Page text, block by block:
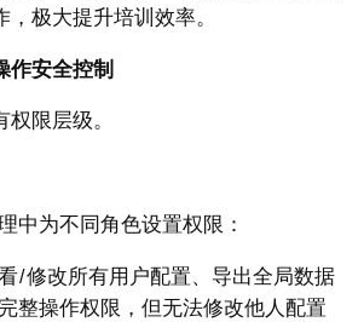
极大提升培训效率。
作安全控制
限层级。
中为不同角色设置权限：
/修改所有用户配置、导出全局数据
整操作权限，但无法修改他人配置